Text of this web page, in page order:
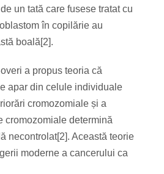
un tată care fusese tratat cu
în copilărie au
boală[2].
a propus teoria că
apar din celule individuale
cromozomiale și a
cromozomiale determină
necontrolat[2]. Această teorie
moderne a cancerului ca